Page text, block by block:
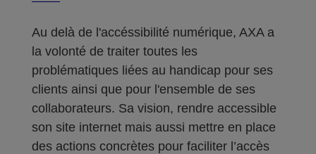
Au delà de l'accéssibilité numérique, AXA a
la volonté de traiter toutes les
problématiques liées au handicap pour ses
clients ainsi que pour l'ensemble de ses
collaborateurs. Sa vision, rendre accessible
son site internet mais aussi mettre en place
des actions concrètes pour faciliter l’accès